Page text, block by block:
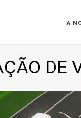
A
DE